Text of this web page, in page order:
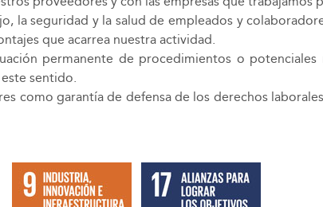
la seguridad y la salud de empleados y
que acarrea nuestra actividad.
permanente de procedimientos o
sentido.
como garantía de defensa de los derechos